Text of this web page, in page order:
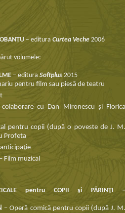
– editura Curtea Veche 2006
volumele:
– editura Softplus 2015
pentru film sau piesă de teatru
cu Dan Mironescu și
pentru copii (după o poveste de J.
Profeta
– Film muzical
pentru COPIIşi PĂRINŢI
– Operă comică pentru copii (după J.